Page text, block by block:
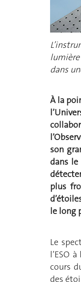
dans
À la
son
dans
plus
le long
Le
l’ESO
cours
des